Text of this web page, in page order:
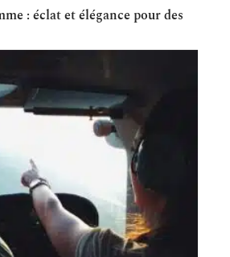
: éclat et élégance pour des